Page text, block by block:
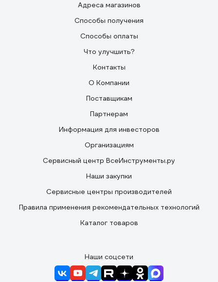
Адреса магазинов
Способы получения
Способы оплаты
Что улучшить?
Контакты
О Компании
Поставщикам
Партнерам
Информация для инвесторов
Организациям
Сервисный центр ВсеИнструменты.ру
Наши закупки
Сервисные центры производителей
Правила применения рекомендательных технологий
Каталог товаров
Наши соцсети